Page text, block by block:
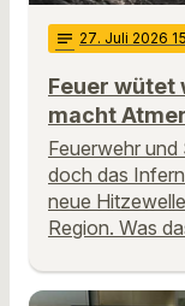
notes 27. Juli 2026
Feuer wütet
macht
Feuerwehr
doch das
neue
Region. Was